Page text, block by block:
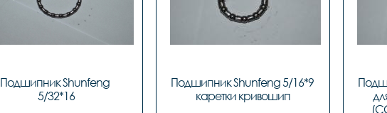
Подшипник Shunfeng
5/32*16
Подшипник Shunfeng 5/16*9
каретки кривошип